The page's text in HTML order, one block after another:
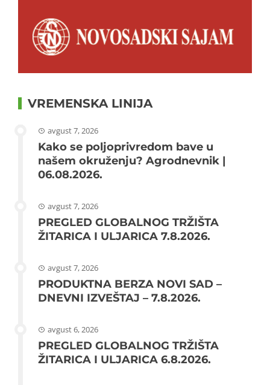
VREMENSKA LINIJA
avgust 7, 2026
Kako se poljoprivredom bave u
našem okruženju? Agrodnevnik |
06.08.2026.
avgust 7, 2026
PREGLED GLOBALNOG TRŽIŠTA
ŽITARICA I ULJARICA 7.8.2026.
avgust 7, 2026
PRODUKTNA BERZA NOVI SAD –
DNEVNI IZVEŠTAJ – 7.8.2026.
avgust 6, 2026
PREGLED GLOBALNOG TRŽIŠTA
ŽITARICA I ULJARICA 6.8.2026.